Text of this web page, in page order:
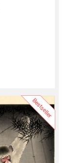
Bestseller